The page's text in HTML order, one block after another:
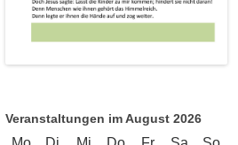
Veranstaltungen im August 2026